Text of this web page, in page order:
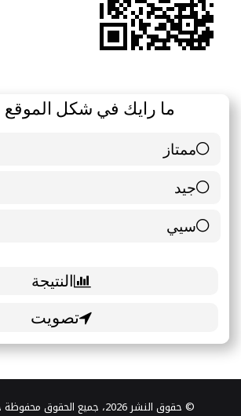
ما رايك في شكل الموقع
ممتاز
6 ( 85.71 % )
جيد
0 ( 0 % )
سيي
1 ( 14.29 % )
© حقوق النشر 2026، جميع الحقوق محفوظة جريدة امل مصر